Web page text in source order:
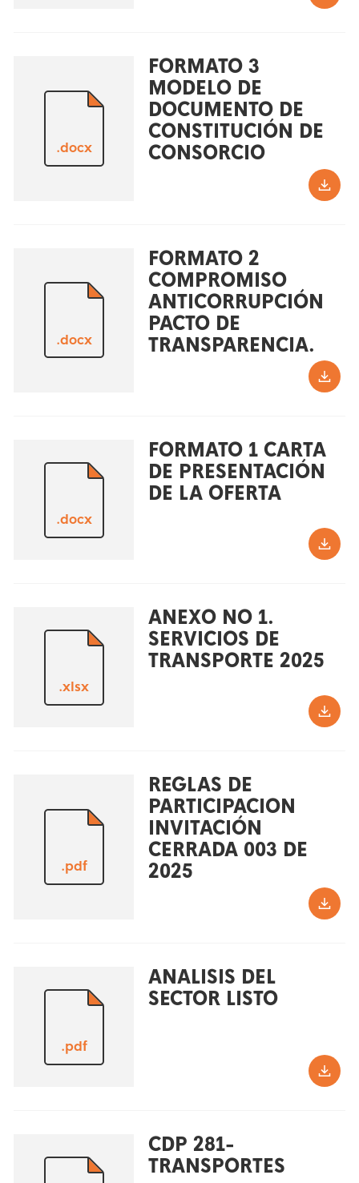
.docx
FORMATO 3
MODELO DE
DOCUMENTO DE
CONSTITUCIÓN DE
CONSORCIO
.docx
FORMATO 2
COMPROMISO
ANTICORRUPCIÓN
PACTO DE
TRANSPARENCIA.
.docx
FORMATO 1 CARTA
DE PRESENTACIÓN
DE LA OFERTA
.xlsx
ANEXO NO 1.
SERVICIOS DE
TRANSPORTE 2025
.pdf
REGLAS DE
PARTICIPACION
INVITACIÓN
CERRADA 003 DE
2025
.pdf
ANALISIS DEL
SECTOR LISTO
CDP 281-
TRANSPORTES